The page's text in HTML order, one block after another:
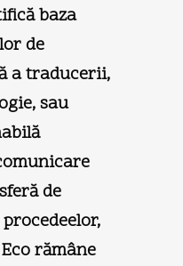
baza
de
a traducerii,
sau
de
rămâne